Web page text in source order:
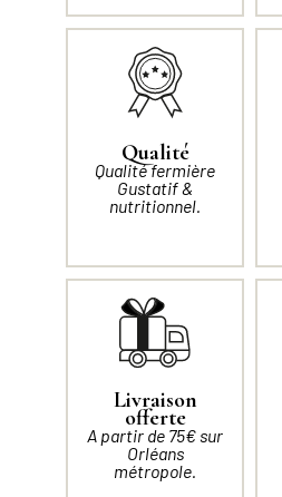
Qualité
Qualité fermière
Gustatif &
nutritionnel.
Livraison
offerte
A partir de 75€ sur
Orléans
métropole.